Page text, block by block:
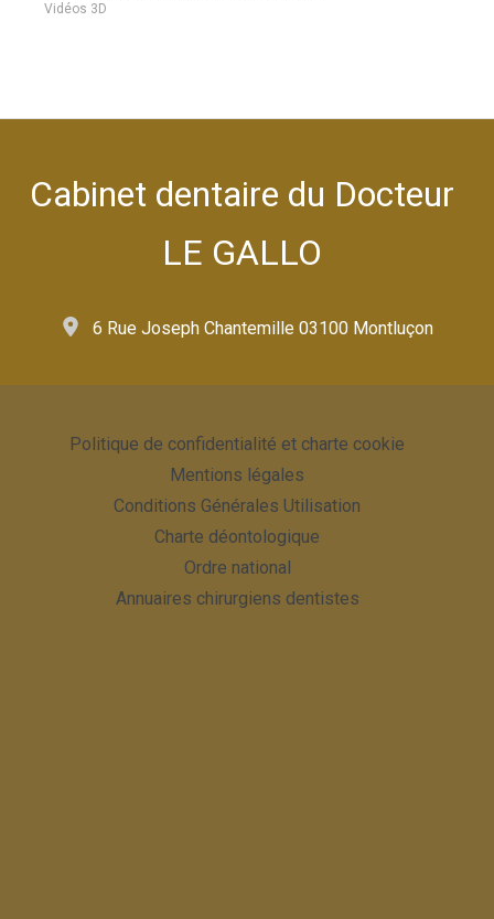
Vidéos 3D
Cabinet dentaire du Docteur
LE GALLO
6 Rue Joseph Chantemille 03100 Montluçon
Politique de confidentialité et charte cookie
Mentions légales
Conditions Générales Utilisation
Charte déontologique
Ordre national
Annuaires chirurgiens dentistes